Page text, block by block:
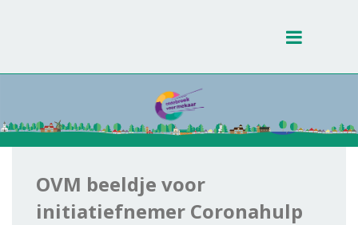
Toggle
OVM beeldje voor
initiatiefnemer Coronahulp